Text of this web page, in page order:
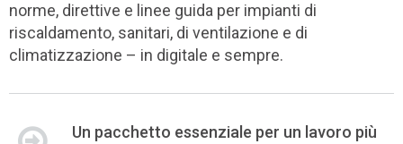
norme, direttive e linee guida per impianti di
riscaldamento, sanitari, di ventilazione e di
climatizzazione – in digitale e sempre.
Un pacchetto essenziale per un lavoro più